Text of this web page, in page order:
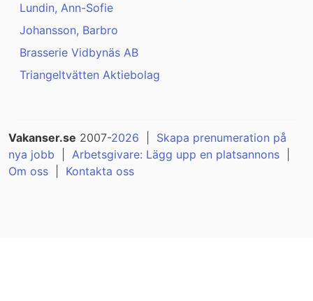
Lundin, Ann-Sofie
Johansson, Barbro
Brasserie Vidbynäs AB
Triangeltvätten Aktiebolag
Vakanser.se 2007-2026
Skapa prenumeration på
nya jobb
Arbetsgivare: Lägg upp en platsannons
Om oss
Kontakta oss